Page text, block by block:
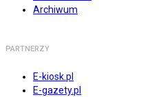
Archiwum
PARTNERZY
E-kiosk.pl
E-gazety.pl